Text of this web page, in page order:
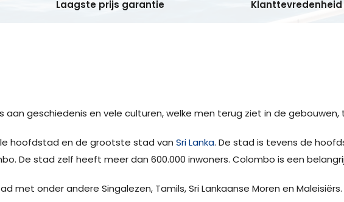
Laagste prijs garantie Klanttevredenheid
aan geschiedenis en vele culturen, welke men terug ziet in de
hoofdstad en de grootste stad van Sri Lanka. De stad is tevens de
De stad zelf heeft meer dan 600.000 inwoners. Colombo is een
met onder andere Singalezen, Tamils, Sri Lankaanse Moren en